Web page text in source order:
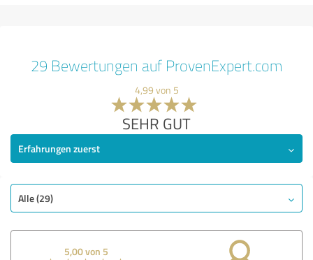
29 Bewertungen auf ProvenExpert.com
4,99 von 5
SEHR GUT
Erfahrungen zuerst
Alle (29)
5,00 von 5